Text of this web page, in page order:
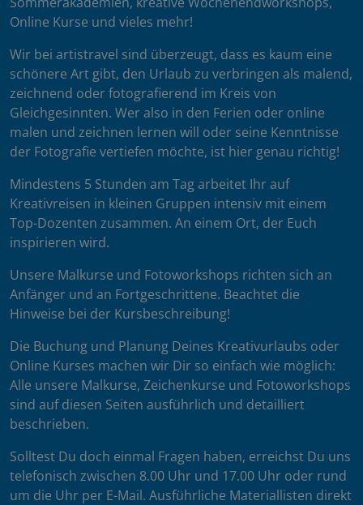
Online Kurse und vieles mehr!
Wir bei artistravel sind überzeugt, dass es kaum eine
schönere Art gibt, den Urlaub zu verbringen als malend,
zeichnend oder fotografierend im Kreis von
Gleichgesinnten. Wer also in den Ferien oder online
malen und zeichnen lernen will oder seine Kenntnisse
der Fotografie vertiefen möchte, ist hier genau richtig!
Mindestens 5 Stunden am Tag arbeitet Ihr auf
Kreativreisen in kleinen Gruppen intensiv mit einem
Top-Dozenten zusammen. An einem Ort, der Euch
inspirieren wird.
Unsere Malkurse und Fotoworkshops richten sich an
Anfänger und an Fortgeschrittene. Beachtet die
Hinweise bei der Kursbeschreibung!
Die Buchung und Planung Deines Kreativurlaubs oder
Online Kurses machen wir Dir so einfach wie möglich:
Alle unsere Malkurse, Zeichenkurse und Fotoworkshops
sind auf diesen Seiten ausführlich und detailliert
beschrieben.
Solltest Du doch einmal Fragen haben, erreichst Du uns
telefonisch zwischen 8.00 Uhr und 17.00 Uhr oder rund
um die Uhr per E-Mail. Ausführliche Materiallisten direkt